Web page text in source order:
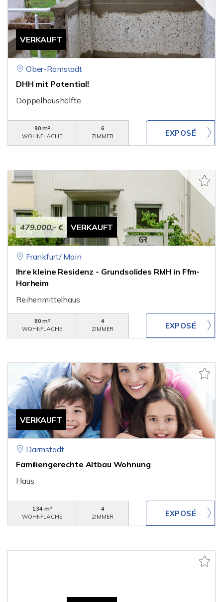
VERKAUFT
Ober-Ramstadt
DHH mit Potential!
Doppelhaushälfte
90 m²
WOHNFLÄCHE
6
ZIMMER
479.000,- € VERKAUFT
Frankfurt/ Main
Ihre kleine Residenz - Grundsolides RMH in Ffm-
Harheim
Reihenmittelhaus
80 m²
WOHNFLÄCHE
4
ZIMMER
VERKAUFT
Darmstadt
Familiengerechte Altbau Wohnung
Haus
134 m²
WOHNFLÄCHE
4
ZIMMER